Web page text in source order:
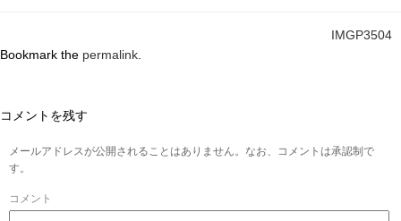
IMGP3504
Bookmark the permalink
コメントを残す
メールアドレスが公開されることはありません。なお、コメントは承認制で
す。
コメント